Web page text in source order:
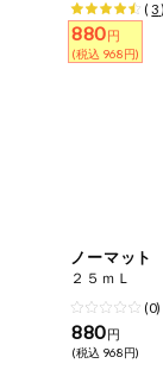
アプリのダ
ベビー
先着限定企画
スマート・ワ
(3)
880 円
(税込 968円)
ノーマッ
２５ｍＬ
(0)
880 円
(税込 968円)